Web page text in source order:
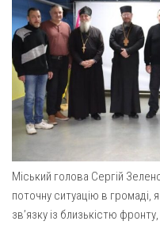
Введення в
Матері Божої
Монастирі
Свято-Покровський
Свято-Івано-
Св. Йосифа ОПДМ
Монастир Успення
Святого Василія
Міський голова Сергій
поточну ситуацію в громаді,
зв’язку із близькістю